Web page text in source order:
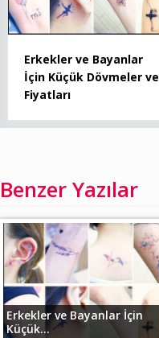
Erkekler ve Bayanlar
İçin Küçük Dövmeler ve
Fiyatları
Benzer Yazılar
Erkekler ve Bayanlar İçin
Küçük...